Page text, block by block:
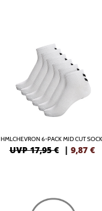
HMLCHEVRON 6-PACK MID CUT
UVP 17,95 € | 9,87 €